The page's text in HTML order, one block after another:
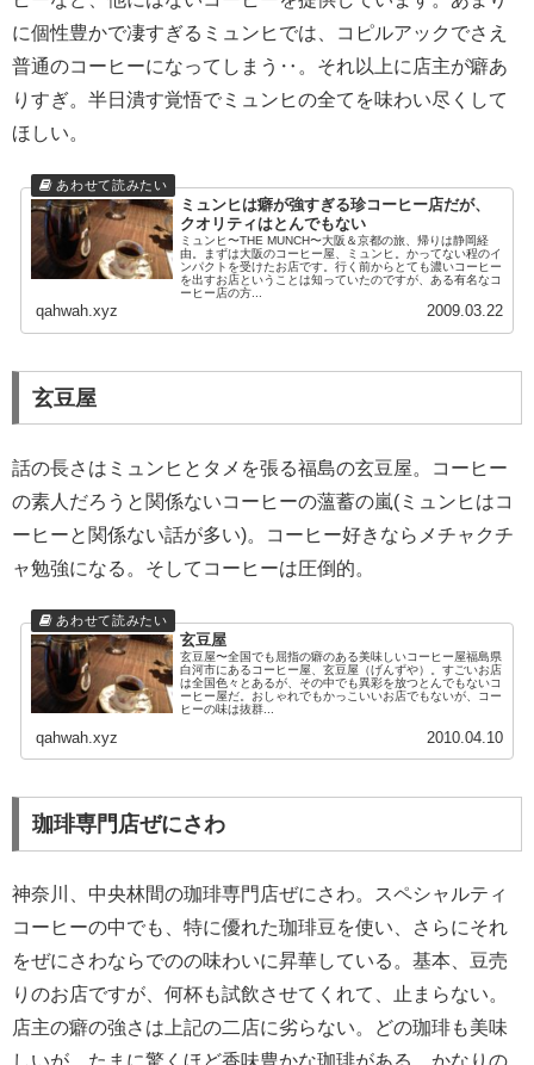
に個性豊かで凄すぎるミュンヒでは、コピルアックでさえ
普通のコーヒーになってしまう‥。それ以上に店主が癖あ
りすぎ。半日潰す覚悟でミュンヒの全てを味わい尽くして
ほしい。
ミュンヒは癖が強すぎる珍コーヒー店だが、
クオリティはとんでもない
ミュンヒ〜THE MUNCH〜大阪＆京都の旅、帰りは静岡経
由。まずは大阪のコーヒー屋、ミュンヒ。かってない程のイ
ンパクトを受けたお店です。行く前からとても濃いコーヒー
を出すお店ということは知っていたのですが、ある有名なコ
ーヒー店の方...
qahwah.xyz 2009.03.22
玄豆屋
話の長さはミュンヒとタメを張る福島の玄豆屋。コーヒー
の素人だろうと関係ないコーヒーの薀蓄の嵐(ミュンヒはコ
ーヒーと関係ない話が多い)。コーヒー好きならメチャクチ
ャ勉強になる。そしてコーヒーは圧倒的。
玄豆屋
玄豆屋〜全国でも屈指の癖のある美味しいコーヒー屋福島県
白河市にあるコーヒー屋、玄豆屋（げんずや）。すごいお店
は全国色々とあるが、その中でも異彩を放つとんでもないコ
ーヒー屋だ。おしゃれでもかっこいいお店でもないが、コー
ヒーの味は抜群...
qahwah.xyz 2010.04.10
珈琲専門店ぜにさわ
神奈川、中央林間の珈琲専門店ぜにさわ。スペシャルティ
コーヒーの中でも、特に優れた珈琲豆を使い、さらにそれ
をぜにさわならでのの味わいに昇華している。基本、豆売
りのお店ですが、何杯も試飲させてくれて、止まらない。
店主の癖の強さは上記の二店に劣らない。どの珈琲も美味